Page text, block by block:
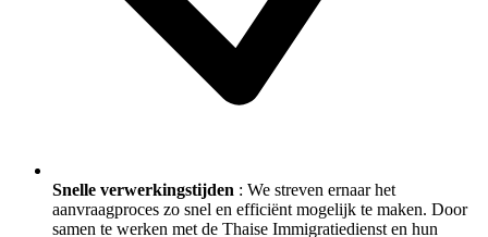
Snelle verwerkingstijden : We streven ernaar het
aanvraagproces zo snel en efficiënt mogelijk te maken. Door
samen te werken met de Thaise Immigratiedienst en hun